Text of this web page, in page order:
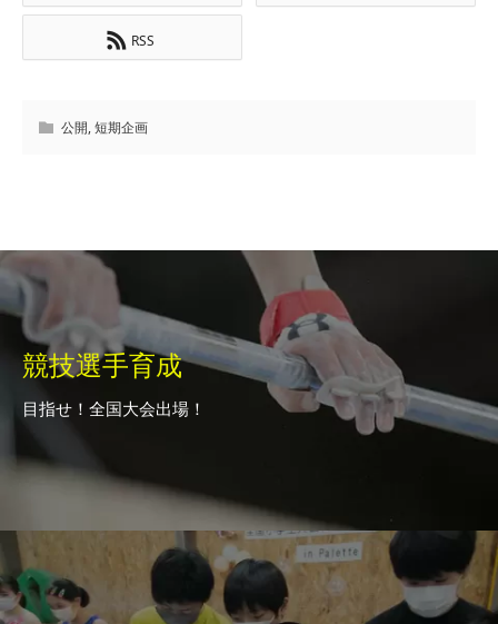
RSS
公開,短期企画
競技選手育成
目指せ！全国大会出場！